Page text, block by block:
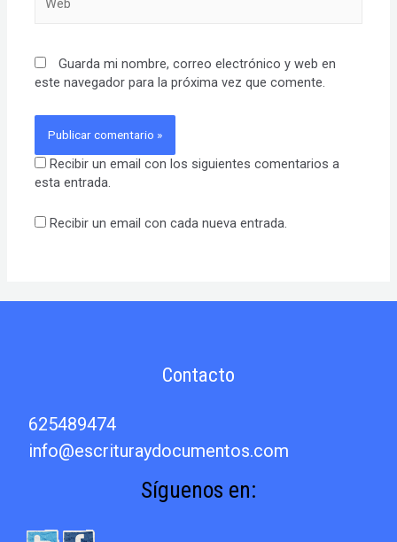
Guarda mi nombre, correo electrónico y web en
este navegador para la próxima vez que comente.
Recibir un email con los siguientes comentarios a
esta entrada.
Recibir un email con cada nueva entrada.
Contacto
625489474
info@escrituraydocumentos.com
Síguenos en: